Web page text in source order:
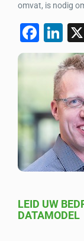
omvat, is nodig
F
a
e
b
o
o
k
Li
n
k
e
dI
n
LEID UW
DATAMODEL